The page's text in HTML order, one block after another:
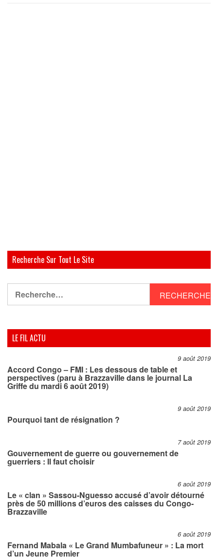
Recherche Sur Tout Le Site
LE FIL ACTU
9 août 2019
Accord Congo – FMI : Les dessous de table et
perspectives (paru à Brazzaville dans le journal La
Griffe du mardi 6 août 2019)
9 août 2019
Pourquoi tant de résignation ?
7 août 2019
Gouvernement de guerre ou gouvernement de
guerriers : Il faut choisir
6 août 2019
Le « clan » Sassou-Nguesso accusé d’avoir détourné
près de 50 millions d’euros des caisses du Congo-
Brazzaville
6 août 2019
Fernand Mabala « Le Grand Mumbafuneur » : La mort
d’un Jeune Premier